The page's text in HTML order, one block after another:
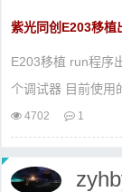
紫光同创E203移植
E203移植 run程序
个调试器 目前使用
4702 1